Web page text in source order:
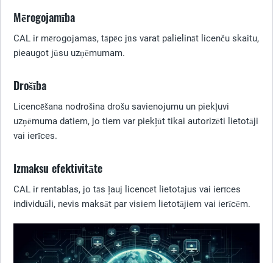
Mērogojamība
CAL ir mērogojamas, tāpēc jūs varat palielināt licenču skaitu,
pieaugot jūsu uzņēmumam.
Drošība
Licencēšana nodrošina drošu savienojumu un piekļuvi
uzņēmuma datiem, jo tiem var piekļūt tikai autorizēti lietotāji
vai ierīces.
Izmaksu efektivitāte
CAL ir rentablas, jo tās ļauj licencēt lietotājus vai ierīces
individuāli, nevis maksāt par visiem lietotājiem vai ierīcēm.